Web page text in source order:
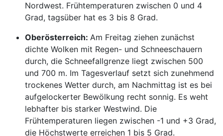
Nordwest. Frühtemperaturen zwischen 0 und 4
Grad, tagsüber hat es 3 bis 8 Grad.
Oberösterreich: Am Freitag ziehen zunächst
dichte Wolken mit Regen- und Schneeschauern
durch, die Schneefallgrenze liegt zwischen 500
und 700 m. Im Tagesverlauf setzt sich zunehmend
trockenes Wetter durch, am Nachmittag ist es bei
aufgelockerter Bewölkung recht sonnig. Es weht
lebhafter bis starker Westwind. Die
Frühtemperaturen liegen zwischen -1 und +3 Grad,
die Höchstwerte erreichen 1 bis 5 Grad.